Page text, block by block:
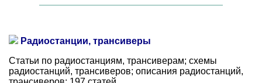
Радиостанции, трансиверы
Статьи по радиостанциям, трансиверам; схемы
радиостанций, трансиверов; описания радиостанций,